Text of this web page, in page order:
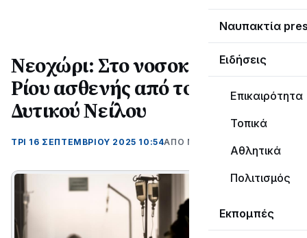
Ναυπακτία
Ειδήσεις
Επικαιρότητα
Τοπικά
Αθλητικά
Πολιτισμός
Εκπομπές
Νεοχώρι: Στο νοσοκομείο του
Ρίου ασθενής από τον ιό του
Δυτικού Νείλου
ΤΡΊ 16 ΣΕΠΤΕΜΒΡΊΟΥ 2025 10:54ΑΠΌ ΜΑΝΤΩ ΚΑΠΕΝΤΖΩΝΗ